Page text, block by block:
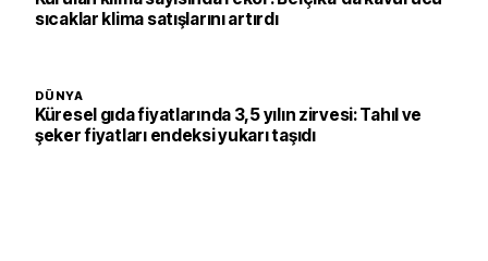
sıcaklar klima satışlarını artırdı
DÜNYA
Küresel gıda fiyatlarında 3,5 yılın zirvesi: Tahıl ve
şeker fiyatları endeksi yukarı taşıdı